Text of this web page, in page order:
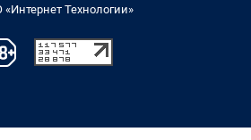
Технологии»